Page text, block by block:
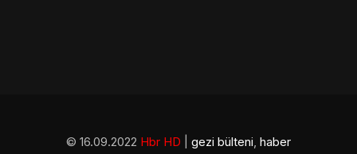
© 16.09.2022 Hbr HD gezi bülteni, haber